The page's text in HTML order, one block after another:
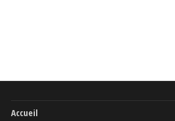
Accueil